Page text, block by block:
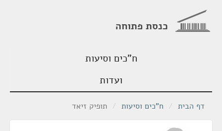
כנסת פתוחה
ח"כים וסיעות
ועדות
דף הבית / ח"כים וסיעות / תופיק זיאד